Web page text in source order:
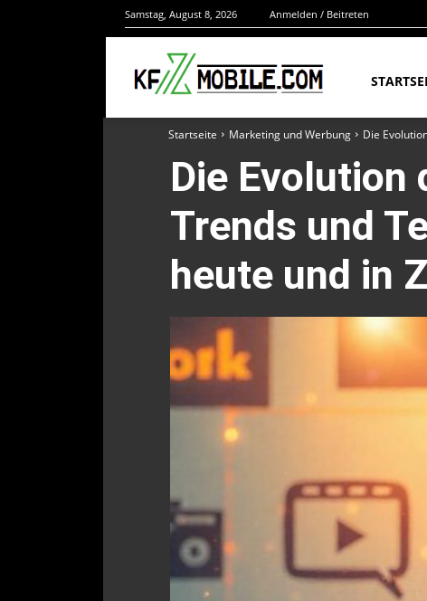
Samstag, August 8, 2026 Anmelden / Beitreten
Startseite Marketing und Werbung Die
Die Evolution
Trends und
heute und in